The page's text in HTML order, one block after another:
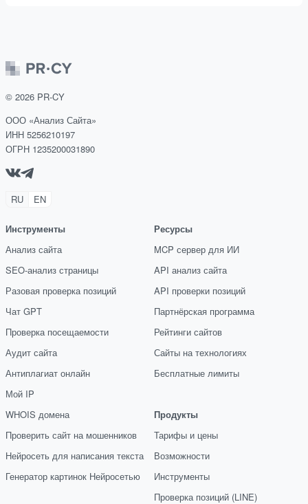
© 2026 PR-CY
ООО «Анализ Сайта»
ИНН 5256210197
ОГРН 1235200031890
RU EN
Инструменты
Анализ сайта
SEO-анализ страницы
Разовая проверка позиций
Чат GPT
Проверка посещаемости
Аудит сайта
Антиплагиат онлайн
Мой IP
WHOIS домена
Проверить сайт на мошенников
Нейросеть для написания текста
Генератор картинок Нейросетью
Ресурсы
MCP сервер для ИИ
API анализ сайта
API проверки позиций
Партнёрская программа
Рейтинги сайтов
Сайты на технологиях
Бесплатные лимиты
Продукты
Тарифы и цены
Возможности
Инструменты
Проверка позиций (LINE)